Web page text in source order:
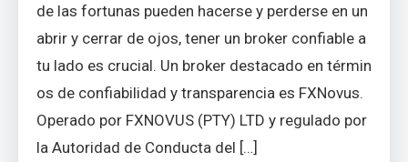
de las fortunas pueden hacerse y perderse en un
abrir y cerrar de ojos, tener un broker confiable a
tu lado es crucial. Un broker destacado en términ
os de confiabilidad y transparencia es FXNovus.
Operado por FXNOVUS (PTY) LTD y regulado por
la Autoridad de Conducta del […]